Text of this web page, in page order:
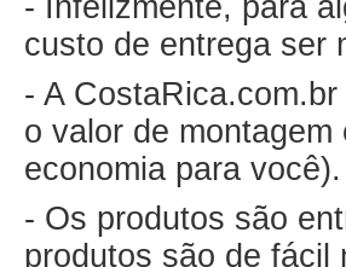
- Infelizmente, para
custo de entrega ser
- A
o valor de
economia para você).
- Os produtos são
produtos são de fácil